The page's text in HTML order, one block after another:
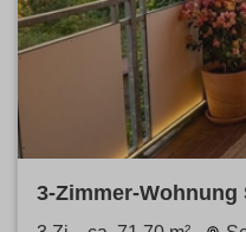
3-Zimmer-Wohnung
Stellplatz